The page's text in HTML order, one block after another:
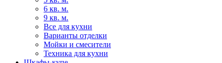
6 кв. м.
9 кв. м.
Все для кухни
Варианты отделки
Мойки и смесители
Техника для кухни